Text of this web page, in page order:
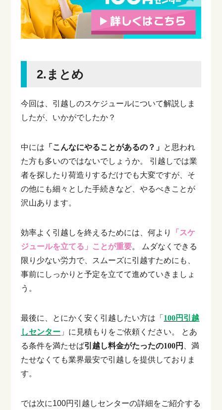
2.まとめ
今回は、引越しのスケジュールについて解説しま
したが、いかがでしたか？
中には 「こんなにやることがあるの？」 と思われ
た方も多いのではないでしょうか。
引越しでは業
者を探したり荷造りするだけでも大変ですが、そ
の他にも細々とした手続きなど、やるべきことが
沢山あります。
効率よく引越しを終えるためには、何より
「スケ
ジュールを立てる」ことが重要。
ムダなくできる
限り少ない労力で、スムーズに引越すためにも、
事前にしっかりと予定を立てて進めていきましょ
う。
最後に、とにかく安く引越したい方は「 100円引越
しセンター 」に見積もりをご依頼ください。
とあ
る条件を満たせば引越し料金がたったの100円 、満
たせなくても業界最安で引越しを提供しておりま
す。
では次に100円引越しセンターの詳細をご紹介する